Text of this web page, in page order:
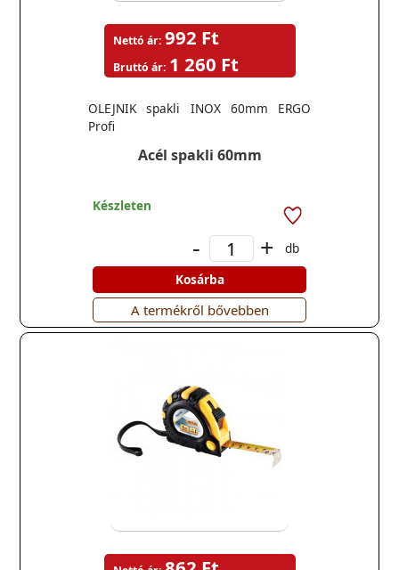
Acél spakli 60mm
OLEJNIK spakli INOX 60mm ERGO
Profi
Nettó ár: 992 Ft
Bruttó ár: 1 260 Ft
Készleten
- +
db
Kosárba
A termékről bővebben